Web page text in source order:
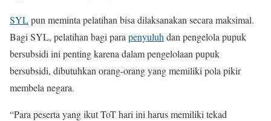
SYLpun meminta pelatihan bisa dilaksanakan secara maksimal.
Bagi SYL, pelatihan bagi para penyuluh dan pengelola pupuk
bersubsidi ini penting karena dalam pengelolaan pupuk
bersubsidi, dibutuhkan orang-orang yang memiliki pola pikir
membela negara.
“Para peserta yang ikut ToT hari ini harus memiliki tekad